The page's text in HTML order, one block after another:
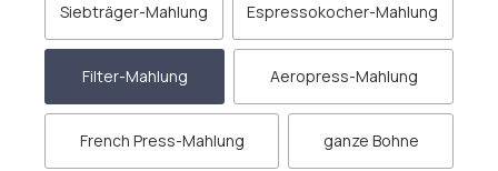
Siebträger-Mahlung Espressokocher-Mahlung
Filter-Mahlung Aeropress-Mahlung
French Press-Mahlung ganze Bohne